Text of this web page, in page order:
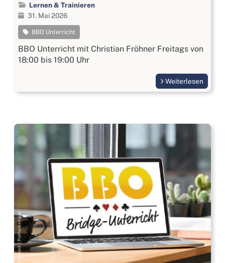
Lernen & Trainieren
31. Mai 2026
BBO Unterricht
BBO Unterricht mit Christian Fröhner Freitags von
18:00 bis 19:00 Uhr
Weiterlesen